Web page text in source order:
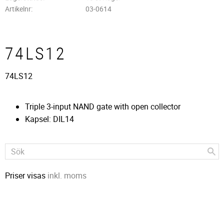
Artikelnr
03-0614
74LS12
74LS12
Triple 3-input NAND gate with open collector
Kapsel: DIL14
Priser visas inkl. moms